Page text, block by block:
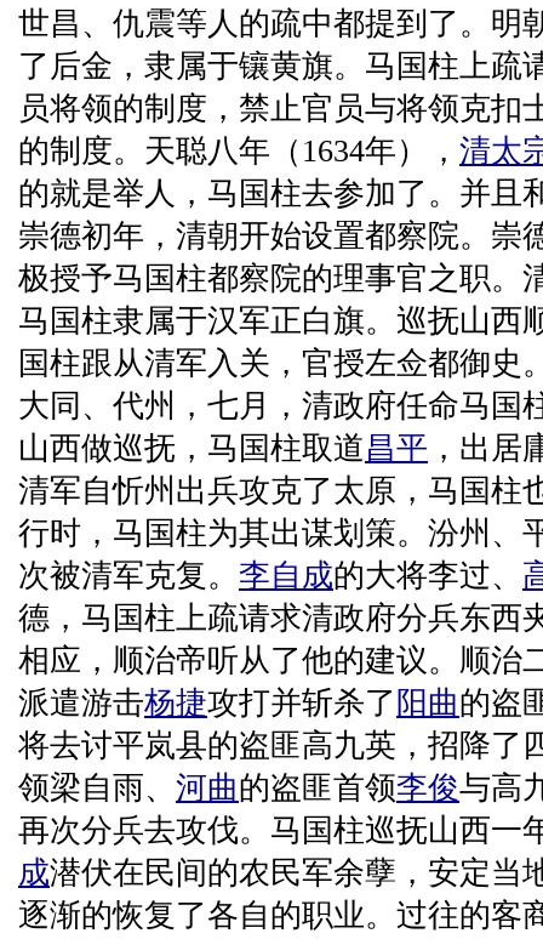
世昌、仇震等人的疏中都提到了。明
了后金，隶属于镶黄旗。马国柱上疏
员将领的制度，禁止官员与将领克扣
的制度。天聪八年（1634年）， 清太
的就是举人，马国柱去参加了。并且
崇德初年，清朝开始设置都察院。崇
极授予马国柱都察院的理事官之职。
马国柱隶属于汉军正白旗。巡抚山西
国柱跟从清军入关，官授左佥都御史
大同、代州，七月，清政府任命马国
山西做巡抚，马国柱取道昌平 ，出居
清军自忻州出兵攻克了太原，马国柱
行时，马国柱为其出谋划策。汾州、
次被清军克复。 李自成的大将李过、
德，马国柱上疏请求清政府分兵东西
相应，顺治帝听从了他的建议。顺治
派遣游击杨捷攻打并斩杀了 阳曲的盗
将去讨平岚县的盗匪高九英，招降了
领梁自雨、 河曲的盗匪首领李俊与高
再次分兵去攻伐。马国柱巡抚山西一
成潜伏在民间的农民军余孽，安定当
逐渐的恢复了各自的职业。过往的客